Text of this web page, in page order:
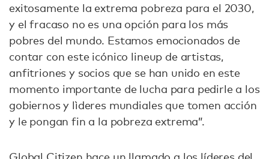
exitosamente la extrema pobreza para el 2030,
y el fracaso no es una opción para los más
pobres del mundo. Estamos emocionados de
contar con este icónico lineup de artistas,
anfitriones y socios que se han unido en este
momento importante de lucha para pedirle a los
gobiernos y lìderes mundiales que tomen acción
y le pongan fin a la pobreza extrema”.